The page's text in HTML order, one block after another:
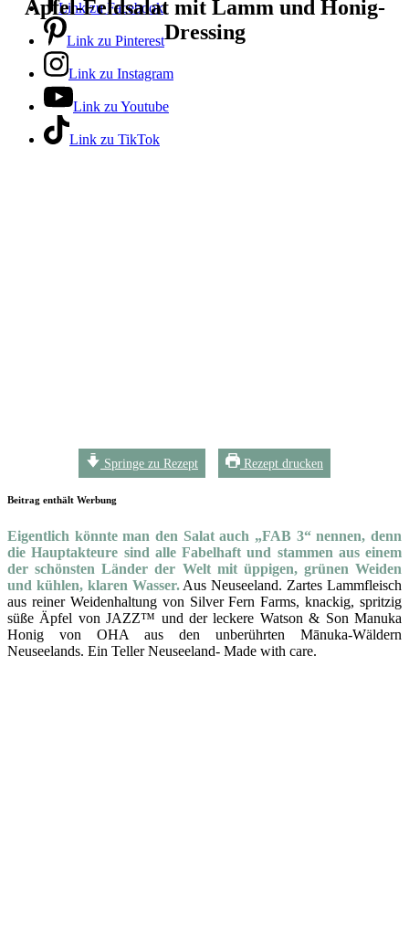
Link zu Facebook
Link zu Pinterest
Link zu Instagram
Link zu Youtube
Link zu TikTok
Apfel-Feldsalat mit Lamm und Honig-
Dressing
Springe zu Rezept Rezept drucken
Beitrag enthält Werbung
Eigentlich könnte man den Salat auch „FAB 3“ nennen, denn
die Hauptakteure sind alle Fabelhaft und stammen aus einem
der schönsten Länder der Welt mit üppigen, grünen Weiden
und kühlen, klaren Wasser.Aus Neuseeland. Zartes Lammfleisch
aus reiner Weidenhaltung von Silver Fern Farms, knackig, spritzig
süße Äpfel von JAZZ™ und der leckere Watson & Son Manuka
Honig von OHA aus den unberührten Mānuka-Wäldern
Neuseelands. Ein Teller Neuseeland- Made with care.